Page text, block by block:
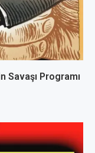
Savaşı Programı